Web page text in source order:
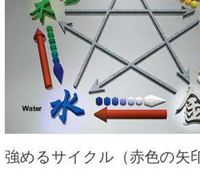
強めるサイクル（赤色の矢